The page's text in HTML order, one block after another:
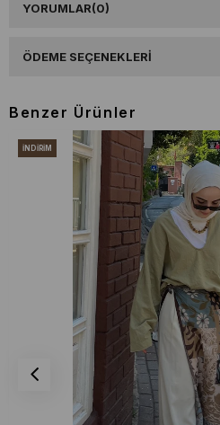
YORUMLAR(0)
ÖDEME SEÇENEKLERI
Benzer Ürünler
İNDIRIM